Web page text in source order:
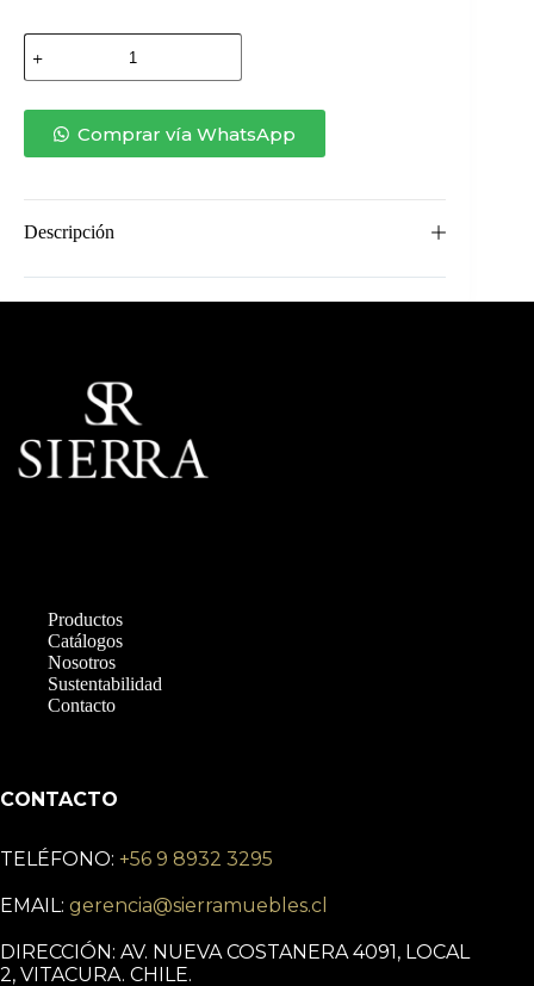
Velador
Farina
Base
cantidadComprar vía WhatsApp
Descripción
Productos
Catálogos
Nosotros
Sustentabilidad
Contacto
CONTACTO
TELÉFONO: +56 9 8932 3295
EMAIL: gerencia@sierramuebles.cl
DIRECCIÓN: AV. NUEVA COSTANERA 4091, LOCAL
2, VITACURA. CHILE.